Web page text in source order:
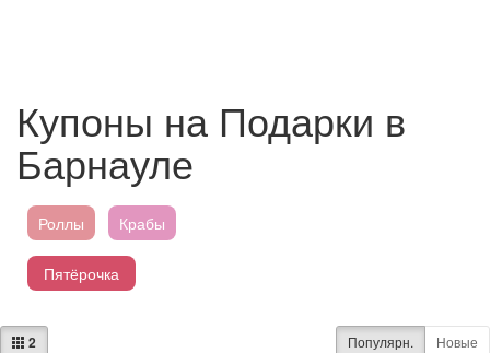
Купоны на Подарки в
Барнауле
Роллы Крабы
Пятёрочка
Магнит
2 Популярн. Новые